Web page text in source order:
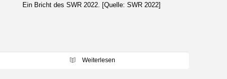
Ein Bricht des SWR 2022. [Quelle: SWR 2022]
Weiterlesen